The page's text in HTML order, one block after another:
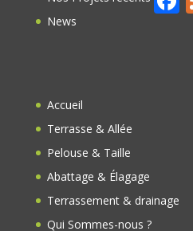
News
Accueil
Terrasse & Allée
Pelouse & Taille
Abattage & Élagage
Terrassement & drainage
Qui Sommes-nous ?